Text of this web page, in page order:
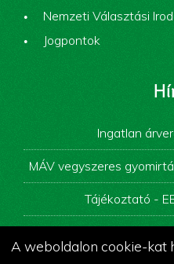
Nemzeti Választási
Jogpontok
Ingatlan
MÁV vegyszeres
Tájékoztató -
A weboldalon cookie-kat